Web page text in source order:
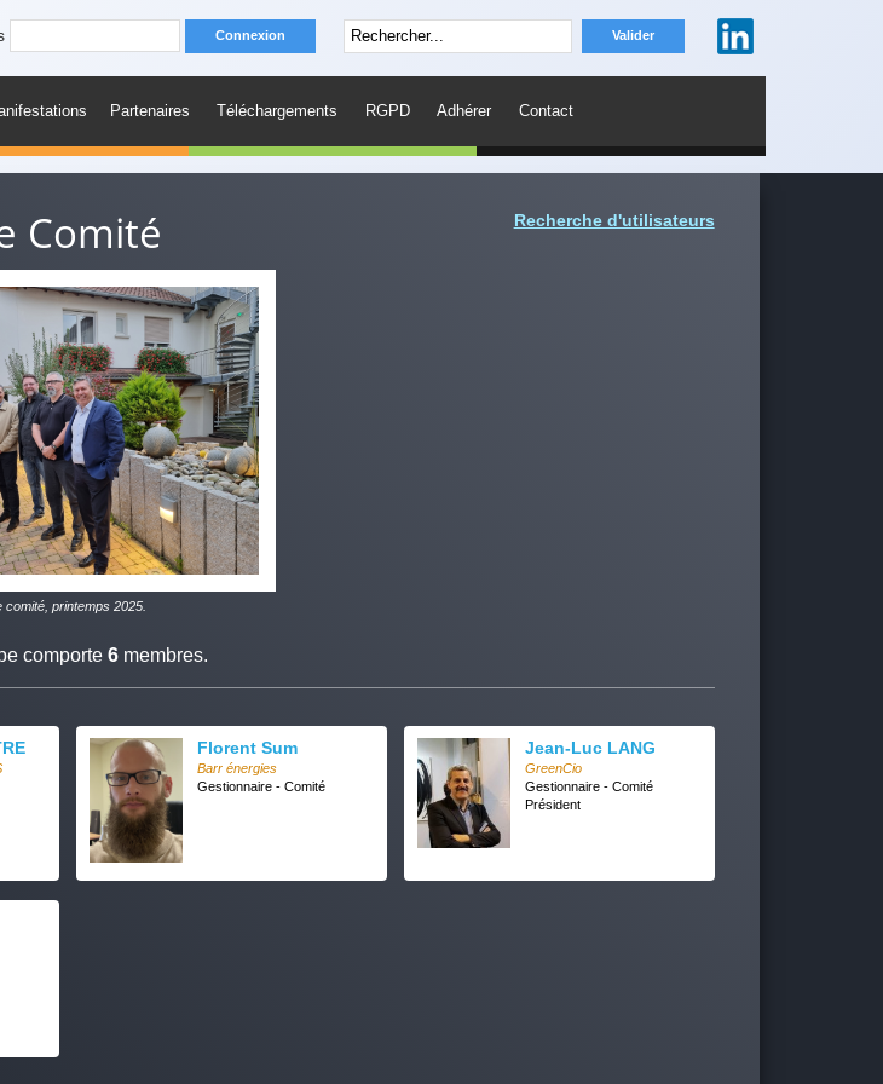
Partenaires Téléchargements RGPD Adhérer Contact
Recherche d'utilisateurs
Comité
comité, printemps 2025.
comporte 6membres.
Florent Sum
Barr énergies
Gestionnaire - Comité
Jean-Luc LANG
GreenCio
Gestionnaire - Comité
Président